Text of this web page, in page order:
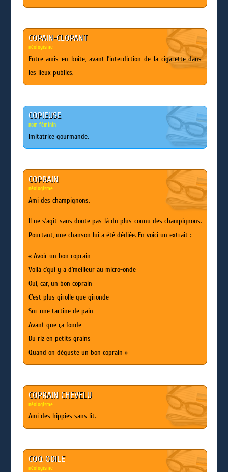
COPAIN-CLOPANT
néologisme
Entre amis en boîte, avant l’interdiction de la cigarette dans
les lieux publics.
COPIEUSE
nom féminin
Imitatrice gourmande.
COPRAIN
néologisme
Ami des champignons.
Il ne s’agit sans doute pas là du plus connu des champignons.
Pourtant, une chanson lui a été dédiée. En voici un extrait :
« Avoir un bon coprain
Voilà c’qui y a d’meilleur au micro-onde
Oui, car, un bon coprain
C’est plus girolle que gironde
Sur une tartine de pain
Avant que ça fonde
Du riz en petits grains
Quand on déguste un bon coprain »
COPRAIN CHEVELU
néologisme
Ami des hippies sans lit.
COQ ODILE
néologisme